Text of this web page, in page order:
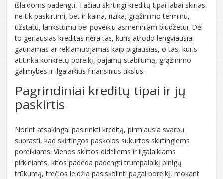
išlaidoms padengti. Tačiau skirtingi kreditų tipai labai skiriasi
ne tik paskirtimi, bet ir kaina, rizika, grąžinimo terminu,
užstatu, lankstumu bei poveikiu asmeniniam biudžetui. Dėl
to geriausias kreditas nėra tas, kuris atrodo lengviausiai
gaunamas ar reklamuojamas kaip pigiausias, o tas, kuris
atitinka konkretų poreikį, pajamų stabilumą, grąžinimo
galimybes ir ilgalaikius finansinius tikslus.
Pagrindiniai kreditų tipai ir jų
paskirtis
Norint atsakingai pasirinkti kreditą, pirmiausia svarbu
suprasti, kad skirtingos paskolos sukurtos skirtingiems
poreikiams. Vienos skirtos dideliems ir ilgalaikiams
pirkiniams, kitos padeda padengti trumpalaikį pinigų
trūkumą, trečios leidžia pasiskolinti pagal poreikį, mokant